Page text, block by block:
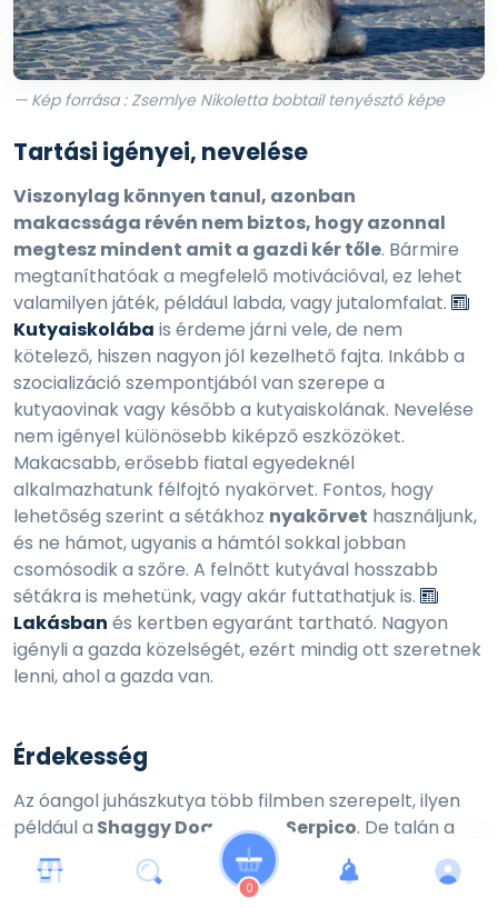
0
Tartási igényei, nevelése
Viszonylag könnyen tanul, azonban
makacssága révén nem biztos, hogy azonnal
megtesz mindent amit a gazdi kér tőle. Bármire
megtaníthatóak a megfelelő motivációval, ez lehet
valamilyen játék, például labda, vagy jutalomfalat.
Kutyaiskolába is érdeme járni vele, de nem
kötelező, hiszen nagyon jól kezelhető fajta. Inkább a
szocializáció szempontjából van szerepe a
kutyaovinak vagy később a kutyaiskolának. Nevelése
nem igényel különösebb kiképző eszközöket.
Makacsabb, erősebb fiatal egyedeknél
alkalmazhatunk félfojtó nyakörvet. Fontos, hogy
lehetőség szerint a sétákhoz nyakörvet használjunk,
és ne hámot, ugyanis a hámtól sokkal jobban
csomósodik a szőre. A felnőtt kutyával hosszabb
sétákra is mehetünk, vagy akár futtathatjuk is.
Lakásban és kertben egyaránt tartható. Nagyon
igényli a gazda közelségét, ezért mindig ott szeretnek
lenni, ahol a gazda van.
— Kép forrása : Zsemlye Nikoletta bobtail tenyésztő képe
Érdekesség
Az óangol juhászkutya több filmben szerepelt, ilyen
például a Shaggy Dog vagy a Serpico. De talán a
leghíresebb mesefilm a Jamie és a csodalámpa,
Sajóval a bobtaillal. Híres embereket tekintve Sir Paul